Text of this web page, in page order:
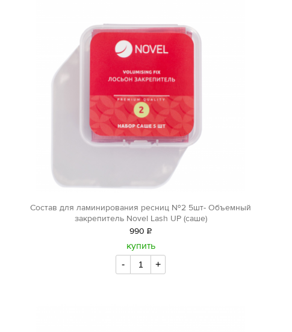
Состав для ламинирования ресниц №2 5шт- Объемный
закрепитель Novel Lash UP (саше)
990 Р
уб.
купить
- +